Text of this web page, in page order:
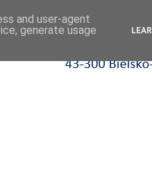
and user-agent
generate usage